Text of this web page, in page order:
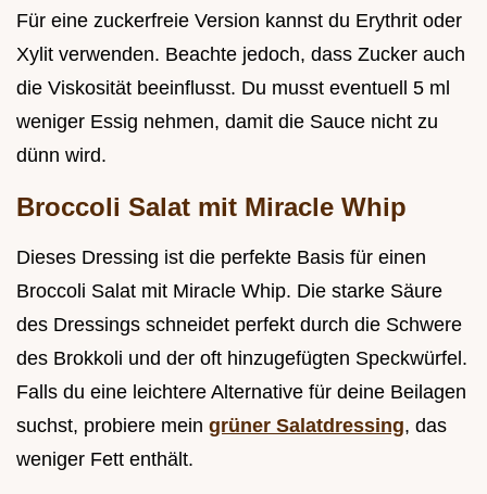
Für eine zuckerfreie Version kannst du Erythrit oder
Xylit verwenden. Beachte jedoch, dass Zucker auch
die Viskosität beeinflusst. Du musst eventuell 5 ml
weniger Essig nehmen, damit die Sauce nicht zu
dünn wird.
Broccoli Salat mit Miracle Whip
Dieses Dressing ist die perfekte Basis für einen
Broccoli Salat mit Miracle Whip. Die starke Säure
des Dressings schneidet perfekt durch die Schwere
des Brokkoli und der oft hinzugefügten Speckwürfel.
Falls du eine leichtere Alternative für deine Beilagen
suchst, probiere mein grüner Salatdressing, das
weniger Fett enthält.